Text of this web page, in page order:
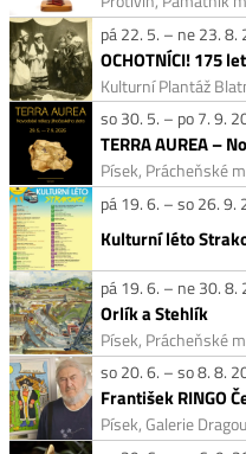
pá 22. 5. – ne 23. 8.
OCHOTNÍCI! 175
Kulturní Plantáž
so 30. 5. – po 7. 9.
TERRA AUREA –
Písek, Prácheňské
pá 19. 6. – so 26. 9.
Kulturní léto
pá 19. 6. – ne 30. 8.
Orlík a Stehlík
Písek, Prácheňské
so 20. 6. – so 8. 8.
František RINGO
Písek, Galerie